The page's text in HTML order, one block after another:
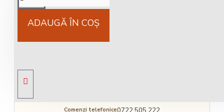
ADAUGĂ ÎN COŞ
Cost livrareNational 25Lei locker 25 lei
Comenzi telefonice